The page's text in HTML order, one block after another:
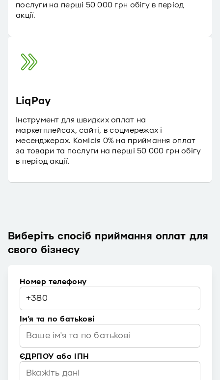
послуги на перші 50 000 грн обігу в період
акції.
LiqPay
Інструмент для швидких оплат на
маркетплейсах, сайті, в соцмережах і
месенджерах. Комісія 0% на приймання оплат
за товари та послуги на перші 50 000 грн обігу
в період акції.
Виберіть спосіб приймання оплат для
свого бізнесу
Номер телефону
Ім'я та по батькові
ЄДРПОУ або ІПН